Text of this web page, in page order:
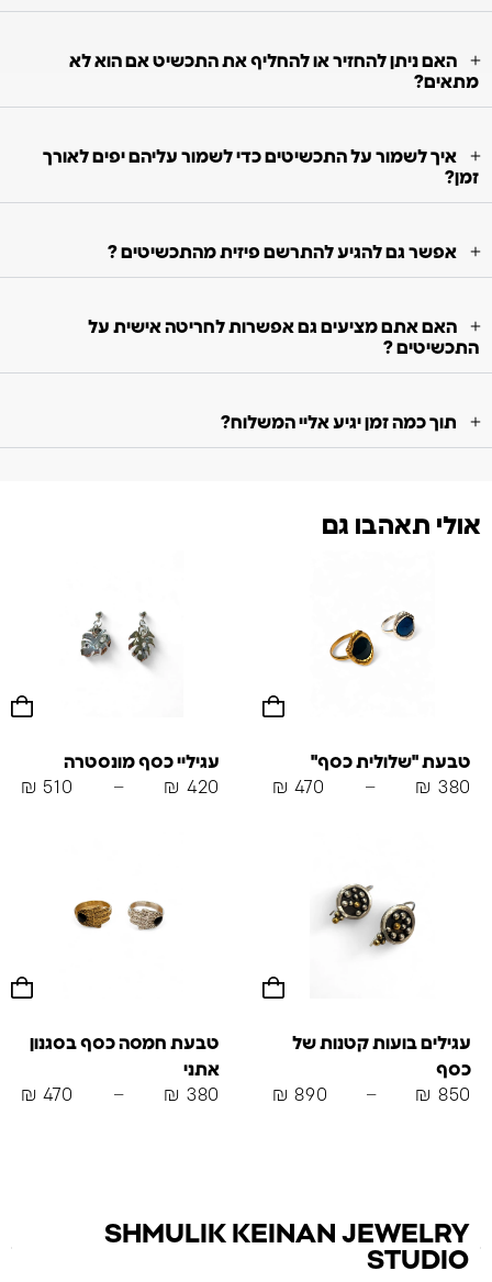
האם ניתן להחזיר או להחליף את התכשיט אם הוא לא
מתאים?
איך לשמור על התכשיטים כדי לשמור עליהם יפים לאורך
זמן?
אפשר גם להגיע להתרשם פיזית מהתכשיטים ?
האם אתם מציעים גם אפשרות לחריטה אישית על
התכשיטים ?
תוך כמה זמן יגיע אליי המשלוח?
אולי תאהבו גם
טבעת "שלולית כסף"
₪ 380
–
₪ 470
עגיליי כסף מונסטרה
₪ 420
–
₪ 510
עגילים בועות קטנות של
כסף
₪ 850
–
₪ 890
טבעת חמסה כסף בסגנון
אתני
₪ 380
–
₪ 470
SHMULIK KEINAN JEWELRY
STUDIO